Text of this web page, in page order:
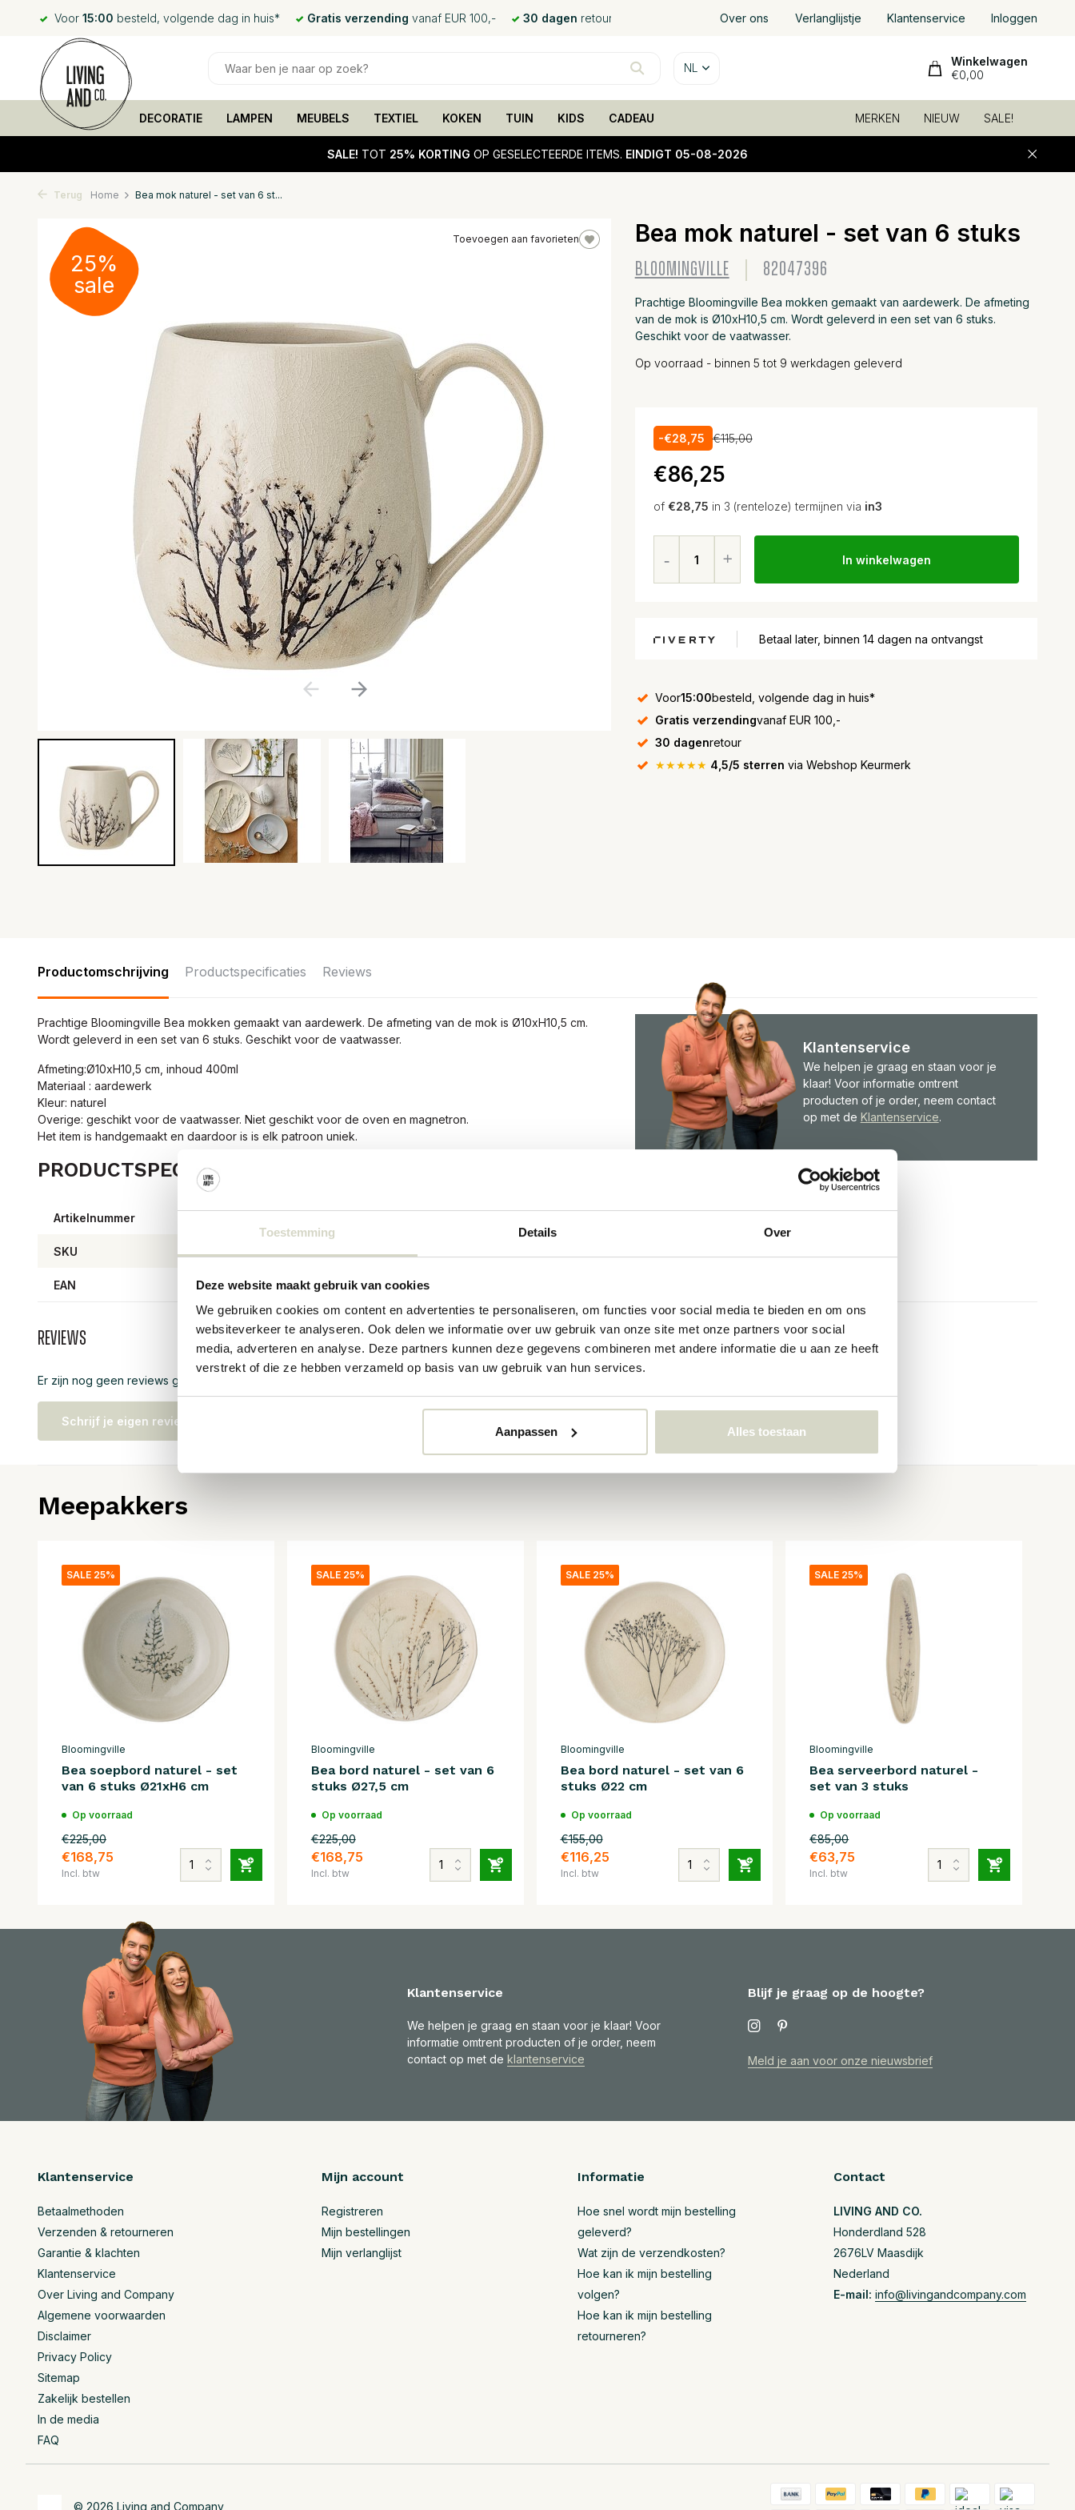
Toestemming Details Over
Deze website maakt gebruik van cookies
We gebruiken cookies om content en advertenties te personaliseren, om functies voor social media te bieden en om ons
websiteverkeer te analyseren. Ook delen we informatie over uw gebruik van onze site met onze partners voor social
media, adverteren en analyse. Deze partners kunnen deze gegevens combineren met andere informatie die u aan ze heeft
verstrekt of die ze hebben verzameld op basis van uw gebruik van hun services.
Aanpassen Alles toestaan
Voor 15:00 besteld, volgende dag in huis* Gratis verzending vanaf EUR 100,- 30 dagen retour Over ons Verlanglijstje Klantenservice Inloggen
NL
Winkelwagen
€0,00
DECORATIE LAMPEN MEUBELS TEXTIEL KOKEN TUIN KIDS CADEAU MERKEN NIEUW SALE!
SALE! TOT 25% KORTING OP GESELECTEERDE ITEMS. EINDIGT 05-08-2026
Terug Home Bea mok naturel - set van 6 st...
Toevoegen aan favorieten
25%
sale
25%
sale
Bea mok naturel - set van 6 stuks
BLOOMINGVILLE 82047396
Prachtige Bloomingville Bea mokken gemaakt van aardewerk. De afmeting
van de mok is Ø10xH10,5 cm. Wordt geleverd in een set van 6 stuks.
Geschikt voor de vaatwasser.
Op voorraad - binnen 5 tot 9 werkdagen geleverd
-€28,75 €115,00
€86,25
of €28,75 in 3 (renteloze) termijnen via in3
In winkelwagen
Betaal later, binnen 14 dagen na ontvangst
Voor15:00besteld, volgende dag in huis*
Gratis verzendingvanaf EUR 100,-
30 dagenretour
★★★★★ 4,5/5 sterren via Webshop Keurmerk
Productomschrijving Productspecificaties Reviews
Prachtige Bloomingville Bea mokken gemaakt van aardewerk. De afmeting van de mok is Ø10xH10,5 cm.
Wordt geleverd in een set van 6 stuks. Geschikt voor de vaatwasser.
Afmeting:Ø10xH10,5 cm, inhoud 400ml
Materiaal : aardewerk
Kleur: naturel
Overige: geschikt voor de vaatwasser. Niet geschikt voor de oven en magnetron.
Het item is handgemaakt en daardoor is is elk patroon uniek.
PRODUCTSPECIFICATIES
Artikelnummer
SKU
EAN 5711173240616
Klantenservice
We helpen je graag en staan voor je
klaar! Voor informatie omtrent
producten of je order, neem contact
op met de Klantenservice.
Reviews
Er zijn nog geen reviews geschreven over dit product..
Schrijf je eigen review
Meepakkers
SALE 25%
Bloomingville
Bea soepbord naturel - set
van 6 stuks Ø21xH6 cm
Op voorraad
€225,00
€168,75
Incl. btw
SALE 25%
Bloomingville
Bea bord naturel - set van 6
stuks Ø27,5 cm
Op voorraad
€225,00
€168,75
Incl. btw
SALE 25%
Bloomingville
Bea bord naturel - set van 6
stuks Ø22 cm
Op voorraad
€155,00
€116,25
Incl. btw
SALE 25%
Bloomingville
Bea serveerbord naturel -
set van 3 stuks
Op voorraad
€85,00
€63,75
Incl. btw
Klantenservice
We helpen je graag en staan voor je klaar! Voor
informatie omtrent producten of je order, neem
contact op met de klantenservice
Blijf je graag op de hoogte?
Meld je aan voor onze nieuwsbrief
Klantenservice
Betaalmethoden
Verzenden & retourneren
Garantie & klachten
Klantenservice
Over Living and Company
Algemene voorwaarden
Disclaimer
Privacy Policy
Sitemap
Zakelijk bestellen
In de media
FAQ
Mijn account
Registreren
Mijn bestellingen
Mijn verlanglijst
Informatie
Hoe snel wordt mijn bestelling
geleverd?
Wat zijn de verzendkosten?
Hoe kan ik mijn bestelling
volgen?
Hoe kan ik mijn bestelling
retourneren?
Contact
LIVING AND CO.
Honderdland 528
2676LV Maasdijk
Nederland
E-mail: info@livingandcompany.com
© 2026 Living and Company